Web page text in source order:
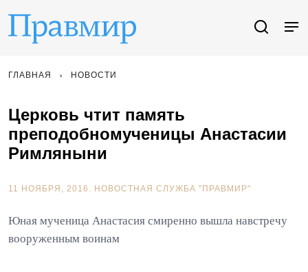
ГЛАВНАЯ НОВОСТИ
Церковь чтит память
преподобномученицы Анастасии
Римляныни
11 НОЯБРЯ, 2016. НОВОСТНАЯ СЛУЖБА "ПРАВМИР"
Юная мученица Анастасия смиренно вышла навстречу
вооруженным воинам